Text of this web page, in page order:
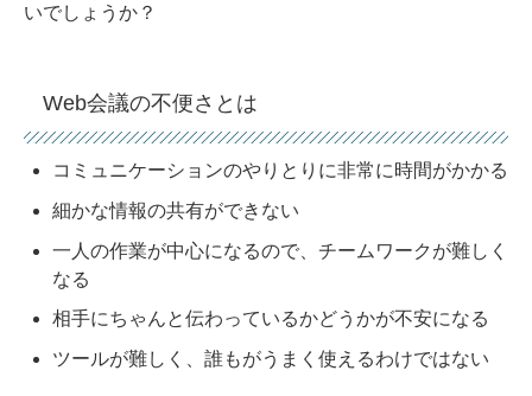
いでしょうか？
Web会議の不便さとは
コミュニケーションのやりとりに非常に時間がかかる
細かな情報の共有ができない
一人の作業が中心になるので、チームワークが難しく
なる
相手にちゃんと伝わっているかどうかが不安になる
ツールが難しく、誰もがうまく使えるわけではない